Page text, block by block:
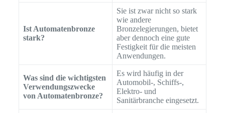
Ist Automatenbronze
stark?
Sie ist zwar nicht so stark
wie andere
Bronzelegierungen, bietet
aber dennoch eine gute
Festigkeit für die meisten
Anwendungen.
Was sind die wichtigsten
Verwendungszwecke
von Automatenbronze?
Es wird häufig in der
Automobil-, Schiffs-,
Elektro- und
Sanitärbranche eingesetzt.